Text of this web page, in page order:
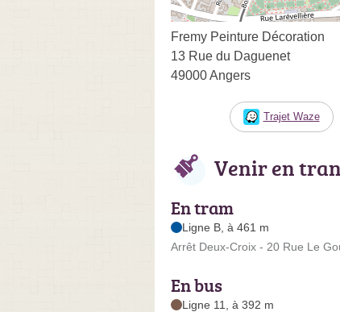
Fremy Peinture Décoration
13 Rue du Daguenet
49000 Angers
Trajet Waze
Venir en
En tram
Ligne B, à 461 m
Arrêt Deux-Croix - 20 Rue Le
En bus
Ligne 11, à 392 m